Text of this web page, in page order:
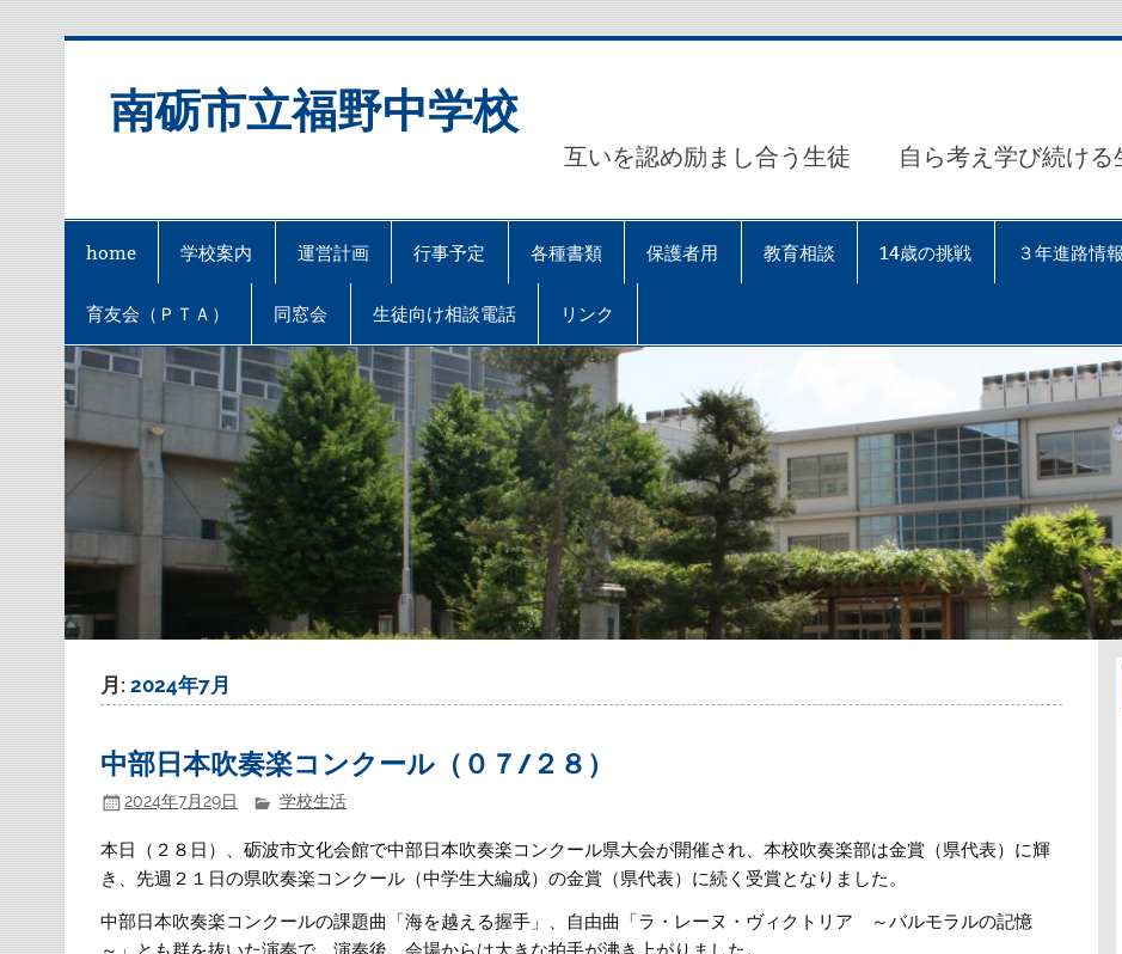
南砺市立福野中学校
互いを認め励まし合う生徒 自ら考え学び続け
home 学校案内 運営計画 行事予定 各種書類 保護者用 教育相談 14歳の挑戦 ３年進路情報
育友会（ＰＴＡ） 同窓会 生徒向け相談電話 リンク
月:2024年7月
中部日本吹奏楽コンクール（０７/２８）
2024年7月29日 学校生活
本日（２８日）、砺波市文化会館で中部日本吹奏楽コンクール県大会が開催され、本校吹奏楽部は金賞（県代表）に輝
き、先週２１日の県吹奏楽コンクール（中学生大編成）の金賞（県代表）に続く受賞となりました。
中部日本吹奏楽コンクールの課題曲「海を越える握手」、自由曲「ラ・レーヌ・ヴィクトリア ～バルモラルの記憶